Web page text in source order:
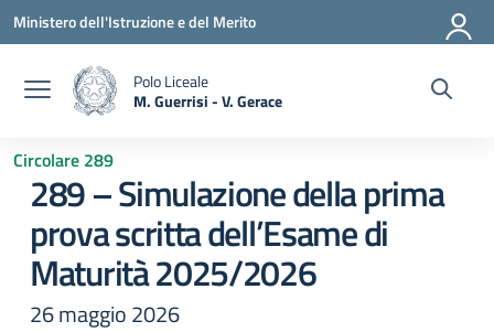
Vai ai contenuti
Vai al menu di navigazione
Vai al footer
Ministero dell'Istruzione e del Merito
Polo Liceale
M. Guerrisi - V. Gerace
Circolare 289
289 – Simulazione della prima
prova scritta dell’Esame di
Maturità 2025/2026
26 maggio 2026